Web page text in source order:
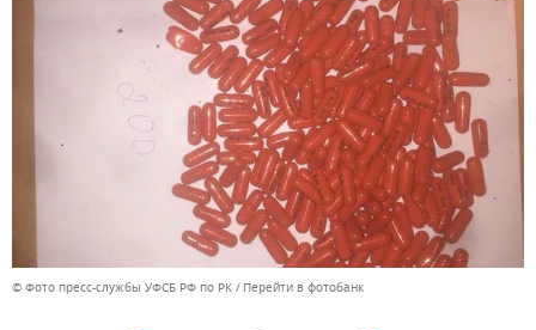
© Фото пресс-службы УФСБ РФ по РК Перейти в фотобанк